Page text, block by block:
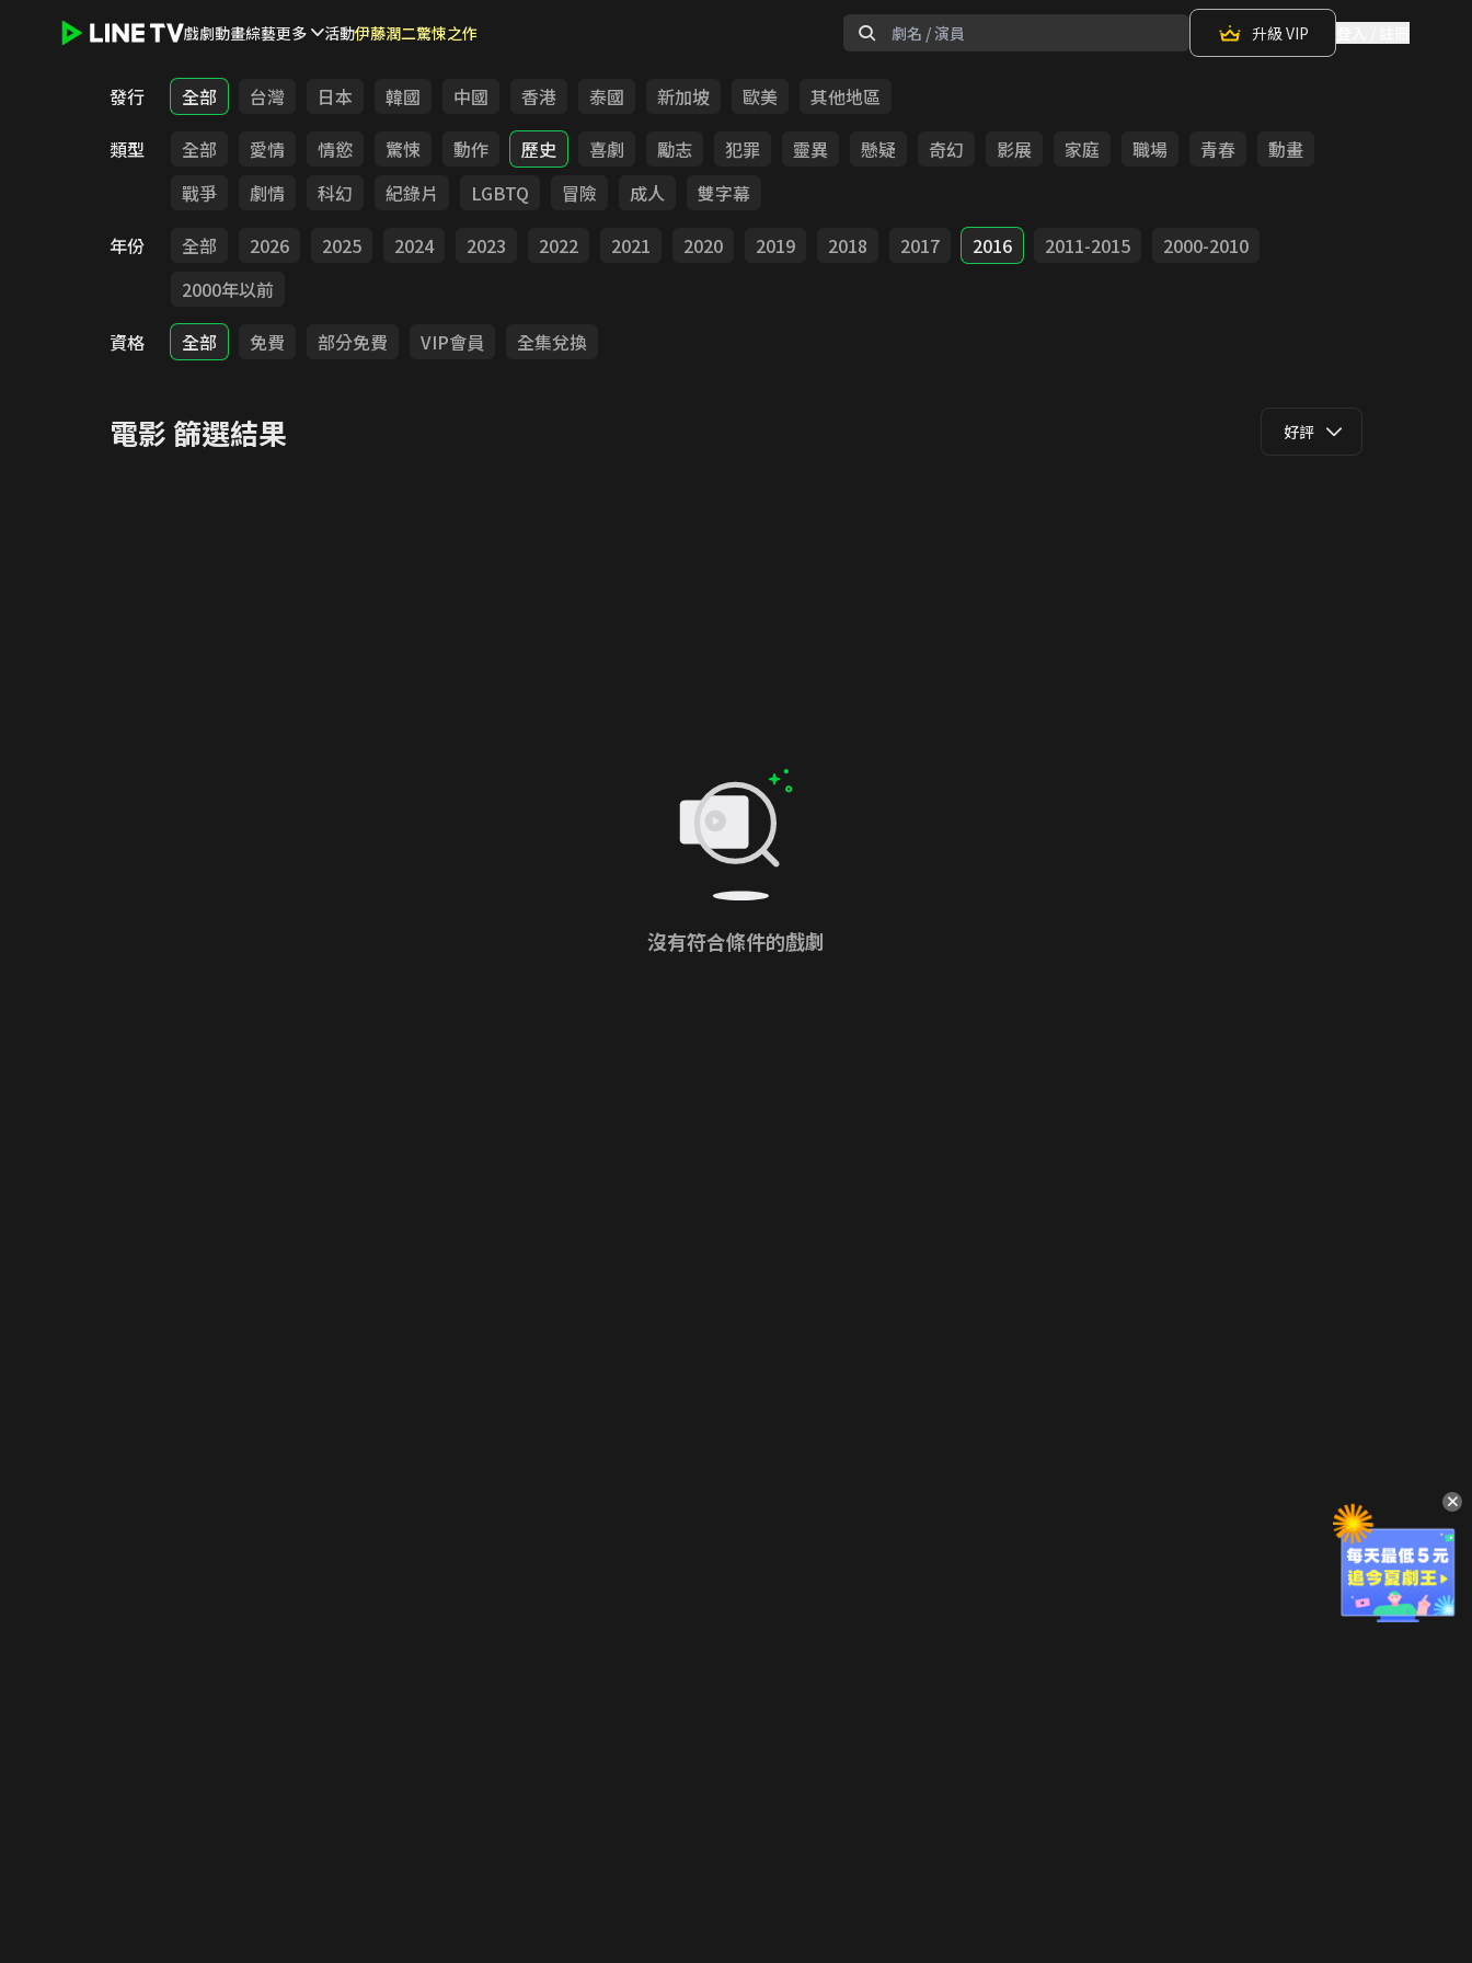
戲劇動畫綜藝更多 活動伊藤潤二驚悚之作 升級 VIP
發行 全部 台灣 日本 韓國 中國 香港 泰國 新加坡 歐美
其他地區
類型
全部 愛情 情慾 驚悚 動作 歷史 喜劇 勵志 犯罪 靈異 懸疑 奇幻 影展 家庭 職場 青春
動畫
戰爭
劇情 科幻 紀錄片 LGBTQ 冒險 成人
雙字幕
年份
全部 2026 2025 2024 2023 2022 2021 2020 2019 2018 2017 2016 2011-2015
2000-2010
2000年以前
資格
全部 免費 部分免費 VIP會員 全集兌換
電影 篩選結果 好評
沒有符合條件的戲劇